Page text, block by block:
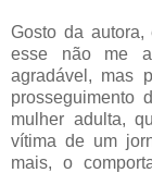
Gosto da
esse não me
agradável, mas
prosseguimento
mulher adulta,
vítima de um
mais, o